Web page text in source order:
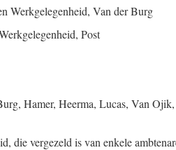
Werkgelegenheid, Van der Burg
Post
Hamer, Heerma, Lucas, Van
die vergezeld is van enkele